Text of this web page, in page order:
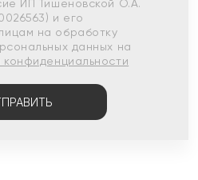
ИП Тишеновской О.А.
и его
на обработку
данных на
конфиденциальности